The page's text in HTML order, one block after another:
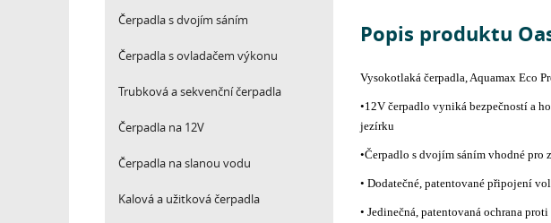
Čerpadla s dvojím sáním
Čerpadla s ovladačem výkonu
Trubková a sekvenční čerpadla
Čerpadla na 12V
Čerpadla na slanou vodu
Kalová a užitková čerpadla
Popis produktu
Vysokotlaká čerpadla, Aquamax Eco
•12V čerpadlo vyniká bezpečností a
jezírku
•Čerpadlo s dvojím sáním vhodné
• Dodatečné, patentované připojení
• Jedinečná, patentovaná ochrana proti